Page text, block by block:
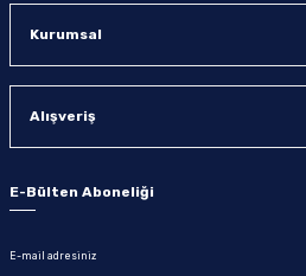
Kurumsal
Alışveriş
E-Bülten Aboneliği